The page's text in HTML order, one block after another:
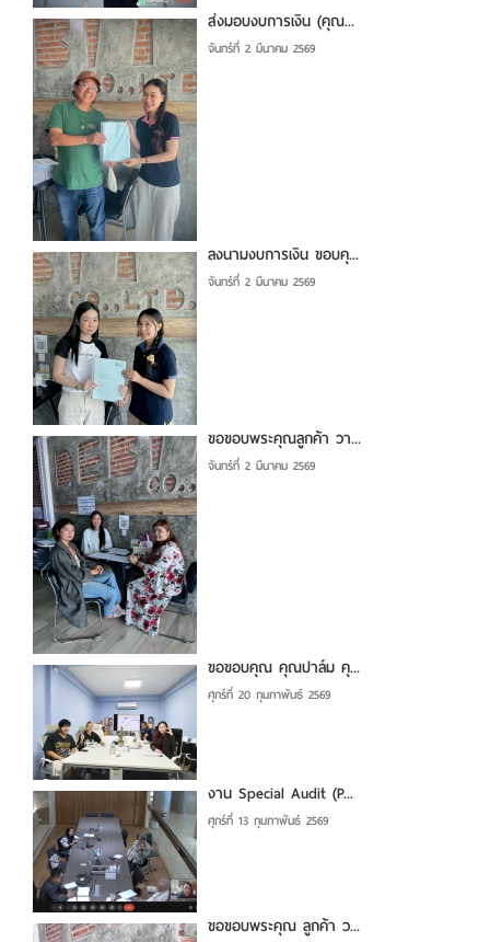
ส่งมอบงบการเงิน (คุณ...
จันทร์ที่ 2 มีนาคม 2569
ลงนามงบการเงิน ขอบคุ...
จันทร์ที่ 2 มีนาคม 2569
ขอขอบพระคุณลูกค้า วา...
จันทร์ที่ 2 มีนาคม 2569
ขอขอบคุณ คุณปาล์ม คุ...
ศุกร์ที่ 20 กุมภาพันธ์ 2569
งาน Special Audit (P...
ศุกร์ที่ 13 กุมภาพันธ์ 2569
ขอขอบพระคุณ ลูกค้า ว...